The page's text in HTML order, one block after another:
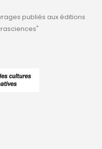
publiés aux éditions